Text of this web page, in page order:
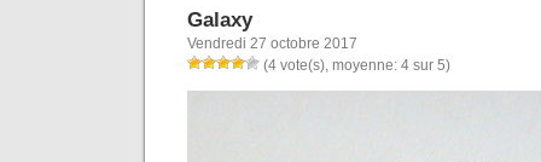
Galaxy
Vendredi 27 octobre 2017
(4 vote(s), moyenne: 4 sur 5)